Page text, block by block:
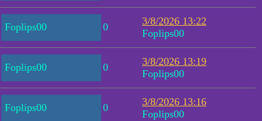
Foplips00 0
3/8/2026 13:22
Foplips00
Foplips00 0
3/8/2026 13:19
Foplips00
Foplips00 0
3/8/2026 13:16
Foplips00